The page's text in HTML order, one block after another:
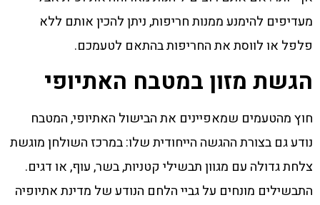
מעדיפים להימנע ממנות חריפות, ניתן להכין אותם ללא
פלפל או לווסת את החריפות בהתאם לטעמכם.
הגשת מזון במטבח האתיופי
חוץ מהטעמים שמאפיינים את הבישול האתיופי, המטבח
נודע גם בצורת ההגשה הייחודית שלו: במרכז השולחן מוגשת
צלחת גדולה עם מגוון תבשילי קטניות, בשר, עוף, או דגים.
התבשילים מונחים על גביי הלחם הנודע של מדינת אתיופיה